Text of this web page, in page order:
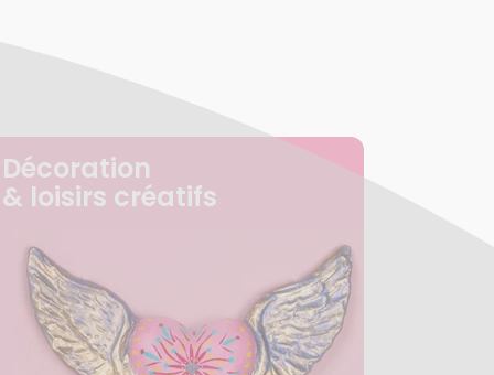
Décoration
& loisirs créatifs